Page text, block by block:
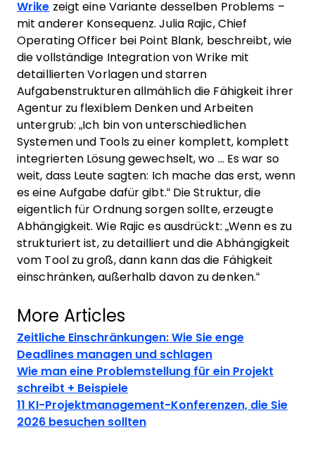
Wrike zeigt eine Variante desselben Problems –
mit anderer Konsequenz. Julia Rajic, Chief
Operating Officer bei Point Blank, beschreibt, wie
die vollständige Integration von Wrike mit
detaillierten Vorlagen und starren
Aufgabenstrukturen allmählich die Fähigkeit ihrer
Agentur zu flexiblem Denken und Arbeiten
untergrub: „Ich bin von unterschiedlichen
Systemen und Tools zu einer komplett, komplett
integrierten Lösung gewechselt, wo ... Es war so
weit, dass Leute sagten: Ich mache das erst, wenn
es eine Aufgabe dafür gibt.“ Die Struktur, die
eigentlich für Ordnung sorgen sollte, erzeugte
Abhängigkeit. Wie Rajic es ausdrückt: „Wenn es zu
strukturiert ist, zu detailliert und die Abhängigkeit
vom Tool zu groß, dann kann das die Fähigkeit
einschränken, außerhalb davon zu denken.“
More Articles
Zeitliche Einschränkungen: Wie Sie enge
Deadlines managen und schlagen
Wie man eine Problemstellung für ein Projekt
schreibt + Beispiele
11 KI-Projektmanagement-Konferenzen, die Sie
2026 besuchen sollten